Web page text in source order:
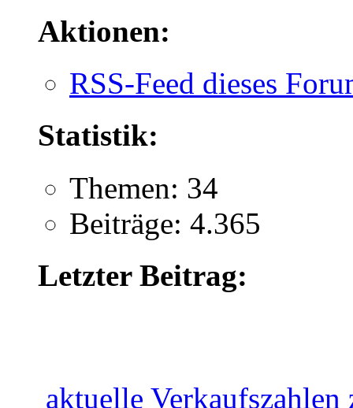
Aktionen:
RSS-Feed dieses
Statistik:
Themen: 34
Beiträge: 4.365
Letzter Beitrag:
aktuelle Verkaufszahlen